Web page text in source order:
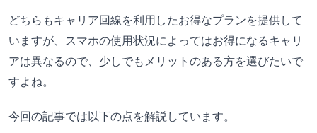
どちらもキャリア回線を利用したお得なプランを提供して
いますが、スマホの使用状況によってはお得になるキャリ
アは異なるので、少しでもメリットのある方を選びたいで
すよね。
今回の記事では以下の点を解説しています。